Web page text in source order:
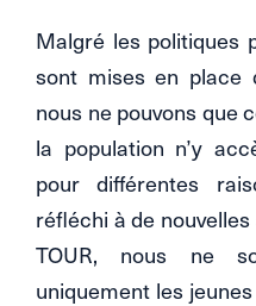
Malgré les politiques
sont mises en place
nous ne pouvons que
la population n’y
pour différentes
réfléchi à de
TOUR, nous ne
uniquement les